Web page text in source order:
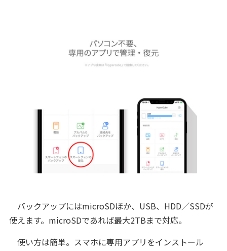
バックアップにはmicroSDほか、USB、HDD／SSDが
使えます。microSDであれば最大2TBまで対応。
使い方は簡単。スマホに専用アプリをインストール